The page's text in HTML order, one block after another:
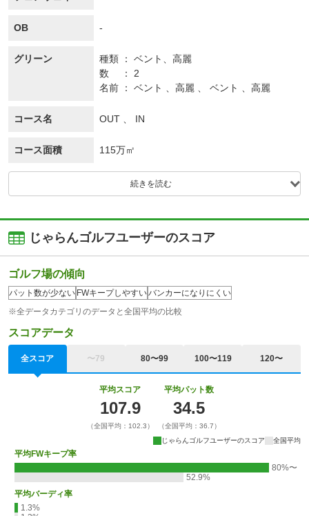
OB -
グリーン 種類 ベント、高麗
数
2
名前
ベント 、高麗 、 ベント 、高麗
コース名 OUT 、 IN
コース面積 115万㎡
続きを読む
じゃらんゴルフユーザーのスコア
ゴルフ場の傾向
パット数が少ない FWキープしやすいバンカーになりにくい
※全データカテゴリのデータと全国平均の比較
スコアデータ
全スコア 〜79 80〜99 100〜119 120〜
平均スコア
107.9
（全国平均：102.3）
平均パット数
34.5
（全国平均：36.7）
じゃらんゴルフユーザーのスコア
全国平均
平均FWキープ率
80%〜
52.9%
平均バーディ率
1.3%